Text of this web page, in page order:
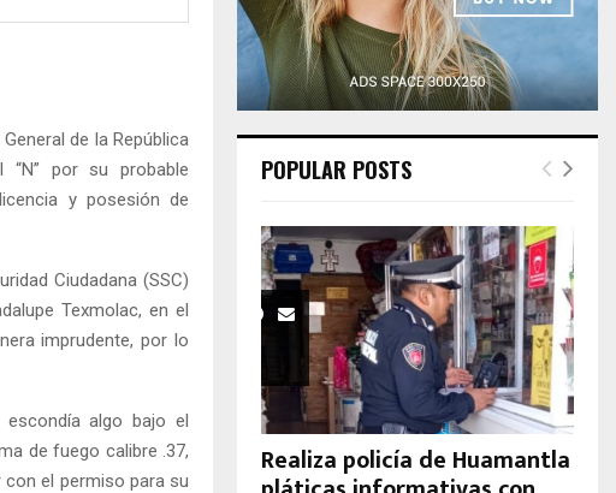
de la República
por su probable
y posesión de
Ciudadana (SSC)
Texmolac, en el
imprudente, por lo
algo bajo el
de fuego calibre .37,
el permiso para su
POPULAR POSTS
Realiza policía de Huamantla